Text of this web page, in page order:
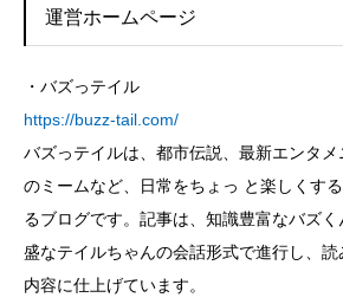
運営ホームページ
・バズっテイル
https://buzz-tail.com/
バズっテイルは、都市伝説、最新エンタ
のミームなど、日常をちょっ と楽しくす
るブログです。記事は、知識豊富なバズ
盛なテイルちゃんの会話形式で進行し、
内容に仕上げています。